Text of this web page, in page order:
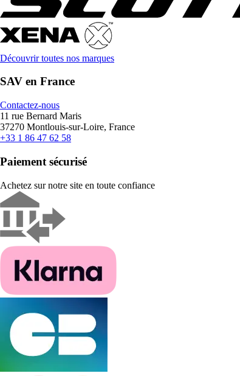
Découvrir toutes nos marques
SAV en France
Contactez-nous
11 rue Bernard Maris
37270 Montlouis-sur-Loire, France
+33 1 86 47 62 58
Paiement sécurisé
Achetez sur notre site en toute confiance